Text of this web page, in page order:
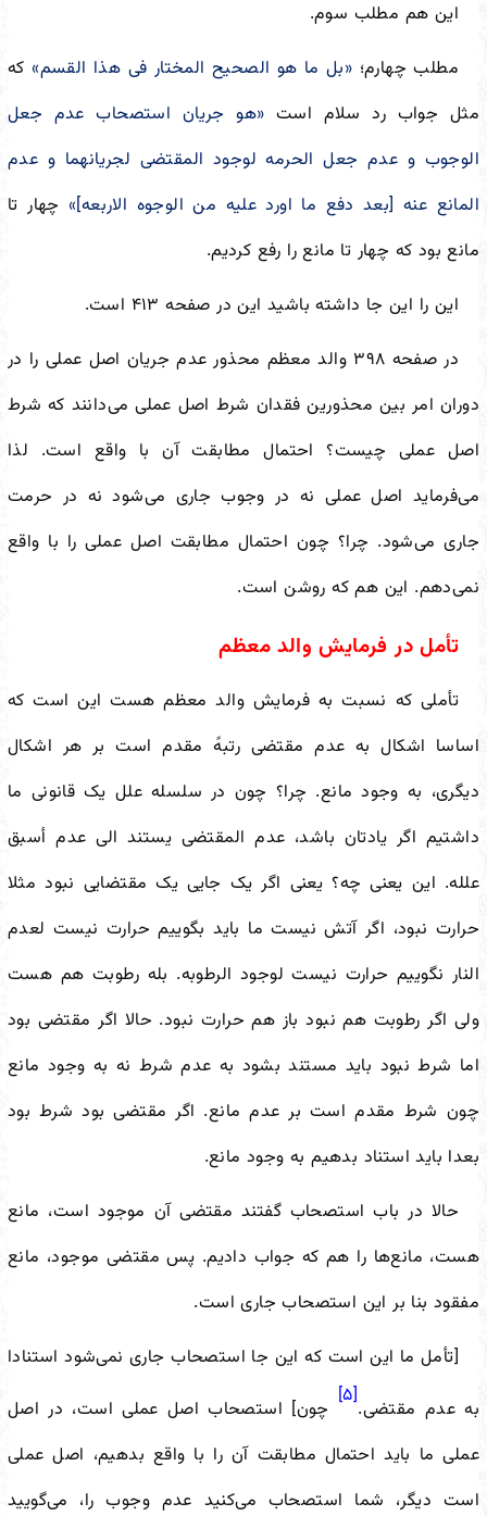
این هم مطلب سوم.
مطلب چهارم؛ «بل ما هو الصحیح المختار فی هذا القسم»که
مثل جواب رد سلام است «هو جریان استصحاب عدم جعل
الوجوب و عدم جعل الحرمه لوجود المقتضی لجریانهما و عدم
المانع عنه [بعد دفع ما اورد علیه من الوجوه الاربعه]»چهار تا
مانع بود که چهار تا مانع را رفع کردیم.
این را این جا داشته باشید این در صفحه ۴۱۳ است.
در صفحه ۳۹۸ والد معظم محذور عدم جریان اصل عملی را در
دوران امر بین محذورین فقدان شرط اصل عملی می‌دانند که شرط
اصل عملی چیست؟ احتمال مطابقت آن با واقع است. لذا
می‌فرماید اصل عملی نه در وجوب جاری می‌شود نه در حرمت
جاری می‌شود. چرا؟ چون احتمال مطابقت اصل عملی را با واقع
نمی‌دهم. این هم که روشن است.
تأمل در فرمایش والد معظم
تأملی که نسبت به فرمایش والد معظم هست این است که
اساسا اشکال به عدم مقتضی رتبهً مقدم است بر هر اشکال
دیگری، به وجود مانع. چرا؟ چون در سلسله علل یک قانونی ما
داشتیم اگر یادتان باشد، عدم المقتضی یستند الی عدم أسبق
علله. این یعنی چه؟ یعنی اگر یک جایی یک مقتضایی نبود مثلا
حرارت نبود، اگر آتش نیست ما باید بگوییم حرارت نیست لعدم
النار نگوییم حرارت نیست لوجود الرطوبه. بله رطوبت هم هست
ولی اگر رطوبت هم نبود باز هم حرارت نبود. حالا اگر مقتضی بود
اما شرط نبود باید مستند بشود به عدم شرط نه به وجود مانع
چون شرط مقدم است بر عدم مانع. اگر مقتضی بود شرط بود
بعدا باید استناد بدهیم به وجود مانع.
حالا در باب استصحاب گفتند مقتضی آن موجود است، مانع
هست، مانع‌ها را هم که جواب دادیم. پس مقتضی موجود، مانع
مفقود بنا بر این استصحاب جاری است.
[تأمل ما این است که این جا استصحاب جاری نمی‌شود استنادا
به عدم مقتضی.
[۵]
چون] استصحاب اصل عملی است، در اصل
عملی ما باید احتمال مطابقت آن را با واقع بدهیم، اصل عملی
است دیگر، شما استصحاب می‌کنید عدم وجوب را، می‌گویید